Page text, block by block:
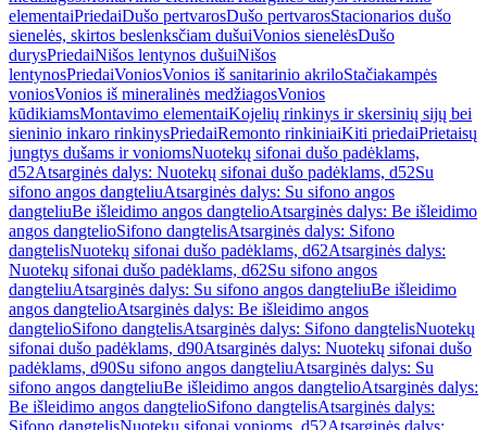
elementaiPriedaiDušo pertvarosDušo pertvarosStacionarios dušo
sienelės, skirtos beslenksčiam dušuiVonios sienelėsDušo
durysPriedaiNišos lentynos dušuiNišos
lentynosPriedaiVoniosVonios iš sanitarinio akriloStačiakampės
voniosVonios iš mineralinės medžiagosVonios
kūdikiamsMontavimo elementaiKojelių rinkinys ir skersinių sijų bei
sieninio inkaro rinkinysPriedaiRemonto rinkiniaiKiti priedaiPrietaisų
jungtys dušams ir voniomsNuotekų sifonai dušo padėklams,
d52Atsarginės dalys: Nuotekų sifonai dušo padėklams, d52Su
sifono angos dangteliuAtsarginės dalys: Su sifono angos
dangteliuBe išleidimo angos dangtelioAtsarginės dalys: Be išleidimo
angos dangtelioSifono dangtelisAtsarginės dalys: Sifono
dangtelisNuotekų sifonai dušo padėklams, d62Atsarginės dalys:
Nuotekų sifonai dušo padėklams, d62Su sifono angos
dangteliuAtsarginės dalys: Su sifono angos dangteliuBe išleidimo
angos dangtelioAtsarginės dalys: Be išleidimo angos
dangtelioSifono dangtelisAtsarginės dalys: Sifono dangtelisNuotekų
sifonai dušo padėklams, d90Atsarginės dalys: Nuotekų sifonai dušo
padėklams, d90Su sifono angos dangteliuAtsarginės dalys: Su
sifono angos dangteliuBe išleidimo angos dangtelioAtsarginės dalys:
Be išleidimo angos dangtelioSifono dangtelisAtsarginės dalys:
Sifono dangtelisNuotekų sifonai vonioms, d52Atsarginės dalys: